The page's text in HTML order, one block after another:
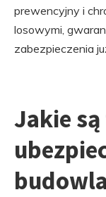
prewencyjny i
losowymi,
zabezpieczenia
Jakie